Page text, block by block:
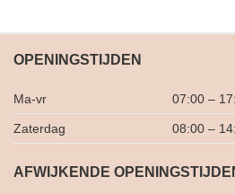
OPENINGSTIJDEN
Ma-vr 07:00 –
Zaterdag 08:00 –
AFWIJKENDE